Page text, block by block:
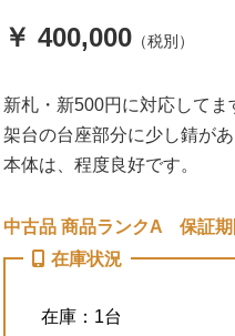
￥ 400,000 （税別）
新札・新500円に対応してま
架台の台座部分に少し錆が
本体は、程度良好です。
中古品 商品ランクA 保証期
在庫状況
在庫：1台